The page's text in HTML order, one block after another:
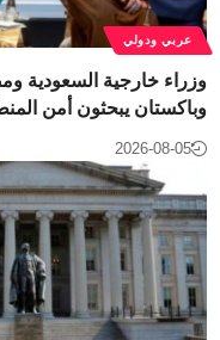
عربي ودولي
وزراء خارجية السعودية
وباكستان يبحثون أمن
2026-08-05